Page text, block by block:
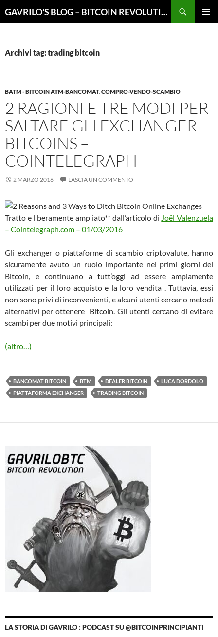
GAVRILO'S BLOG – BITCOIN REVOLUTION
Archivi tag: trading bitcoin
BATM - BITCOIN ATM-BANCOMAT,COMPRO-VENDO-SCAMBIO
2 RAGIONI E TRE MODI PER
SALTARE GLI EXCHANGER
BITCOINS –
COINTELEGRAPH
2 MARZO 2016 LASCIA UN COMMENTO
Tratto e liberamente ampliato** dall’articolo di Joël Valenzuela
– Cointelegraph.com – 01/03/2016
Gli exchanger o piattaforme di scambio criptovalute, hanno
sicuramente avuto un ruolo importante nei primi giorni del
Bitcoin, e continuano a tutt’oggi ad essere ampiamente
utilizzati per il loro acquisto e la loro vendita . Tuttavia, essi
non sono privi di inconvenienti, e alcuni utenti cercano metodi
alternativi per ottenere Bitcoin. Gli utenti cercano di evitare
scambi per due motivi principali:
(altro…)
BANCOMAT BITCOIN BTM DEALER BITCOIN
LUCA DORDOLO
PIATTAFORMA EXCHANGER
TRADING BITCOIN
LA STORIA DI GAVRILO : PODCAST SU @BITCOINPRINCIPIANTI